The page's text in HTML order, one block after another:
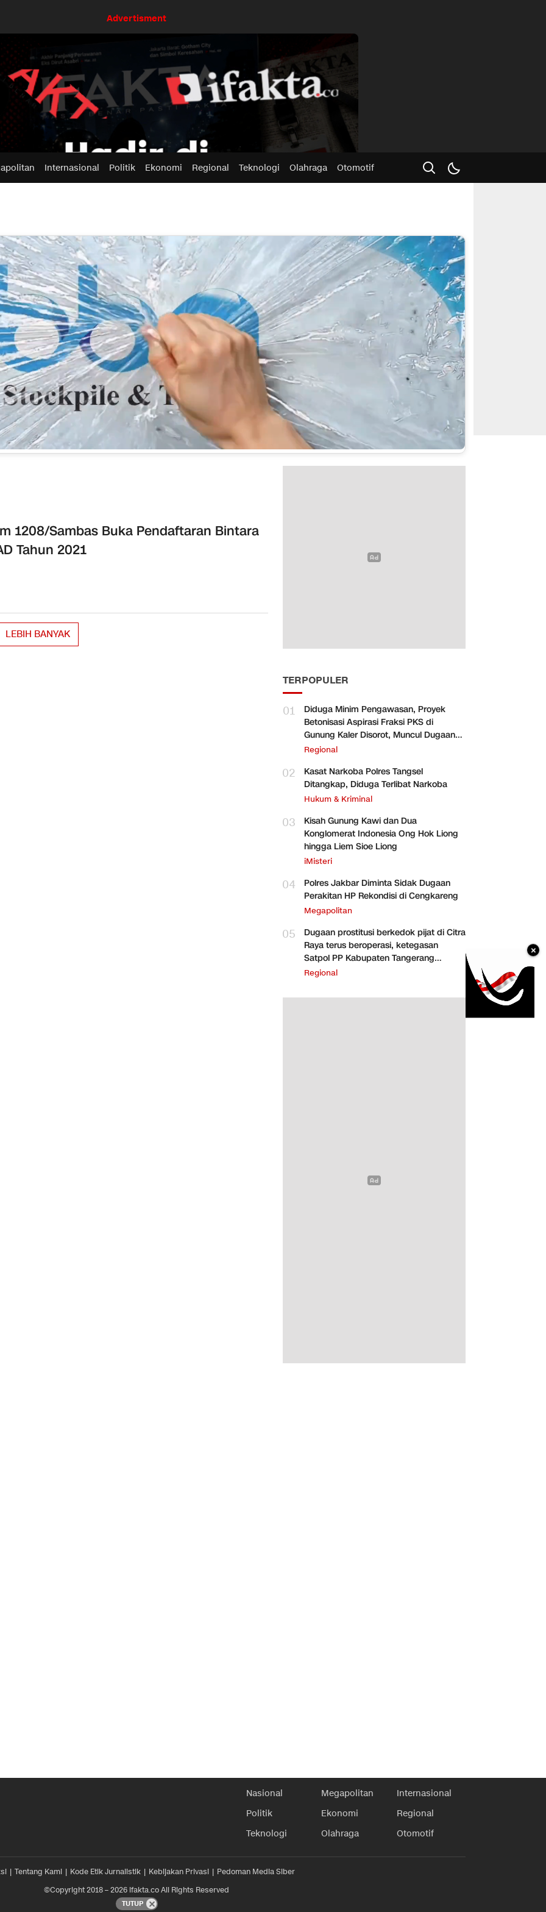
Advertisment
Internasional Politik Ekonomi Regional Teknologi Olahraga Otomotif
1208/Sambas Buka Pendaftaran Bintara
Tahun 2021
LEBIH BANYAK
TERPOPULER
01
Diduga Minim Pengawasan, Proyek
Betonisasi Aspirasi Fraksi PKS di
Gunung Kaler Disorot, Muncul Dugaan
Pengurangan Volume
Regional
02
Kasat Narkoba Polres Tangsel
Ditangkap, Diduga Terlibat Narkoba
Hukum & Kriminal
03
Kisah Gunung Kawi dan Dua
Konglomerat Indonesia Ong Hok Liong
hingga Liem Sioe Liong
iMisteri
04
Polres Jakbar Diminta Sidak Dugaan
Perakitan HP Rekondisi di Cengkareng
Megapolitan
05
Dugaan prostitusi berkedok pijat di Citra
Raya terus beroperasi, ketegasan
Satpol PP Kabupaten Tangerang
dipertanyakan
Regional
Nasional Megapolitan
Internasional
Politik
Ekonomi
Regional
Teknologi
Olahraga Otomotif
Tentang Kami Kode Etik Jurnalistik Kebijakan Privasi
Pedoman Media Siber
©Copyright 2018 – 2026 ifakta.co All Rights Reserved
TUTUP
×